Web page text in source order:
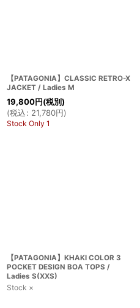
【PATAGONIA】CLASSIC RETRO-X
JACKET / Ladies M
19,800円(税別)
(税込: 21,780円)
Stock Only 1
【PATAGONIA】KHAKI COLOR 3
POCKET DESIGN BOA TOPS /
Ladies S(XXS)
Stock ×